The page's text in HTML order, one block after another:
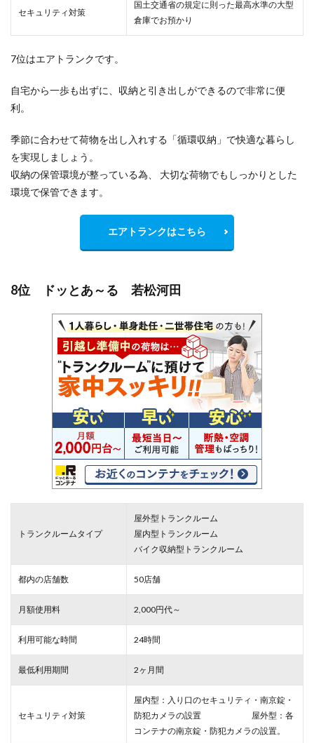
セキュリティ対策
国土交通省の規定に則った最高水準の大型
倉庫でお預かり
7位はエアトランクです。
自宅から一歩も出ずに、収納と引き出しができるので非常に便
利。
季節に合わせて荷物を出し入れする「循環収納」で快適な暮らし
を実現しましょう。
収納の保管環境が整っている為、 大切な荷物でもしっかりとした
環境で保管できます。
エアトランクはこちら
8位 ドッとあ～る 若松河田
トランクルームタイプ
屋外型トランクルーム
屋内型トランクルーム
バイク収納型トランクルーム
都内の店舗数 50店舗
月額使用料 2,000円代～
利用可能な時間 24時間
最低利用期間 2ヶ月間
セキュリティ対策
屋内型：入り口のセキュリティ・南京錠・
防犯カメラの設置 屋外型：各
コンテナの南京錠・防犯カメラの設置。